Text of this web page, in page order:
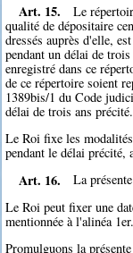
Art. 15.
Le
qualité de dépositaire
dressés auprès d'elle,
pendant un délai de
enregistré dans ce
de ce répertoire soient
1389bis/1 du Code
délai de trois ans précité.
Le Roi fixe les
pendant le délai précité,
Art. 16.
La
Le Roi peut fixer une
mentionnée à l'alinéa 1er.
Promulguons la